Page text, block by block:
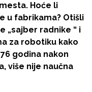
Hoće li
u fabrikama? Otišli
„sajber radnike “ i
za robotiku kako
godina nakon
više nije naučna